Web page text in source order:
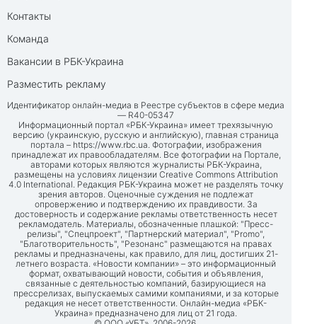
Контакты
Команда
Вакансии в РБК-Украина
Разместить рекламу
Идентификатор онлайн-медиа в Реестре субъектов в сфере медиа
— R40-05347
Информационный портал «РБК-Украина» имеет трехязычную
версию (украинскую, русскую и английскую), главная страница
портала – https://www.rbc.ua. Фотографии, изображения
принадлежат их правообладателям. Все фотографии на Портале,
авторами которых являются журналисты РБК-Украина,
размещены на условиях лицензии Creative Commons Attribution
4.0 International. Редакция РБК-Украина может не разделять точку
зрения авторов. Оценочные суждения не подлежат
опровержению и подтверждению их правдивости. За
достоверность и содержание рекламы ответственность несет
рекламодатель. Материалы, обозначенные плашкой: "Пресс-
релизы", "Спецпроект", "Партнерский материал", "Promo",
"Благотворительность", "Резонанс" размещаются на правах
рекламы и предназначены, как правило, для лиц, достигших 21-
летнего возраста. «Новости компании» – это информационный
формат, охватывающий новости, события и объявления,
связанные с деятельностью компаний, базирующиеся на
прессрелизах, выпускаемых самими компаниями, и за которые
редакция не несет ответственности. Онлайн-медиа «РБК-
Украина» предназначено для лиц от 21 года.